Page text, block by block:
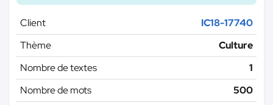
Client
IC18-17740
Thème
Culture
Nombre de textes
1
Nombre de mots
500